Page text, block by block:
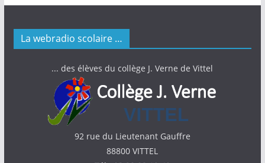
La webradio scolaire …
... des élèves du collège J. Verne de Vittel
92 rue du Lieutenant Gauffre
88800 VITTEL